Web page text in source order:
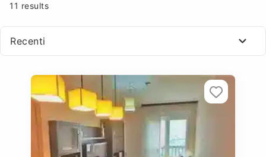
11 results
Recenti